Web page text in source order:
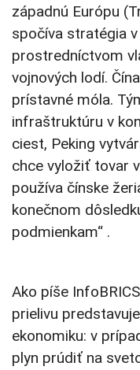
západnú Európu
spočíva stratégia
prostredníctvom
vojnových lodí.
prístavné móla.
infraštruktúru v
ciest, Peking
chce vyložiť tovar
používa čínske
konečnom
podmienkam“ .
Ako píše
prielivu
ekonomiku: v
plyn prúdiť na